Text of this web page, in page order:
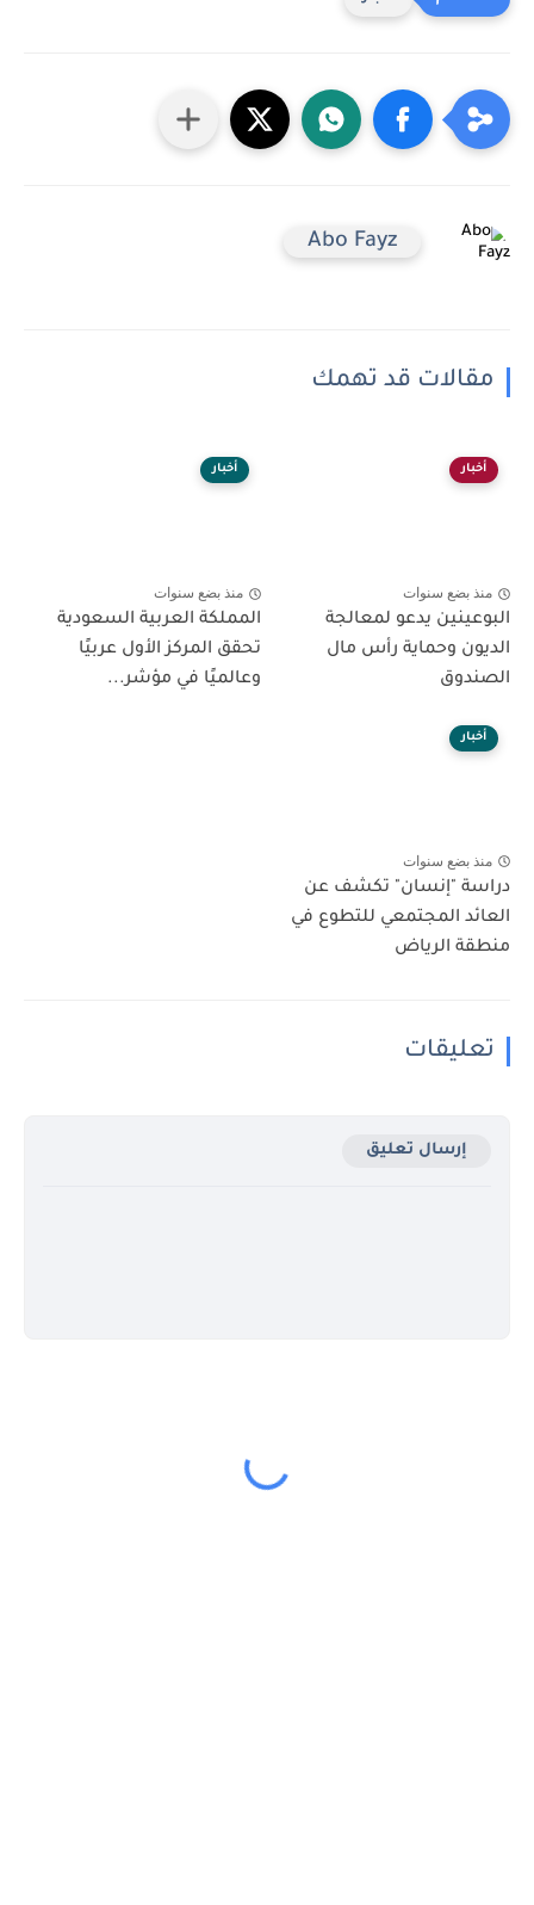
Abo Fayz
مقالات قد تهمك
أخبار
منذ بضع سنوات
البوعينين يدعو لمعالجة
الديون وحماية رأس مال
الصندوق
أخبار
منذ بضع سنوات
المملكة العربية السعودية
تحقق المركز الأول عربيًا
وعالميًا في مؤشر...
أخبار
منذ بضع سنوات
دراسة "إنسان" تكشف عن
العائد المجتمعي للتطوع في
منطقة الرياض
تعليقات
إرسال تعليق